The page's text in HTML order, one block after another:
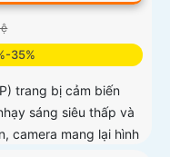
35%
trang bị cảm biến
sáng siêu thấp và
camera mang lại hình